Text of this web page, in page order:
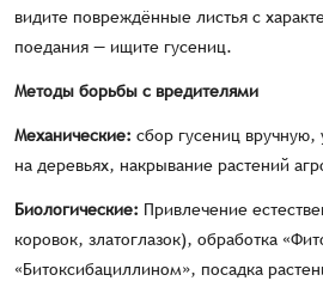
видите повреждённые листья с
поедания — ищите гусениц.
Методы борьбы с вредителями
Механические: сбор гусениц вручную,
на деревьях, накрывание растений
Биологические: Привлечение
коровок, златоглазок), обработка
«Битоксибациллином», посадка